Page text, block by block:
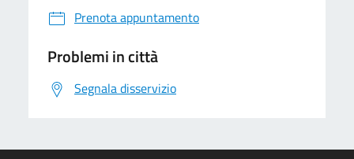
Prenota appuntamento
Problemi in città
Segnala disservizio